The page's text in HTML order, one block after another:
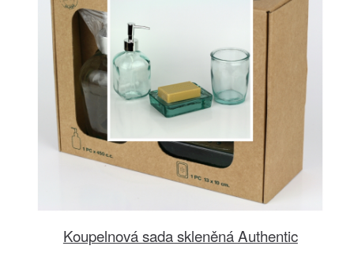
Koupelnová sada skleněná Authentic